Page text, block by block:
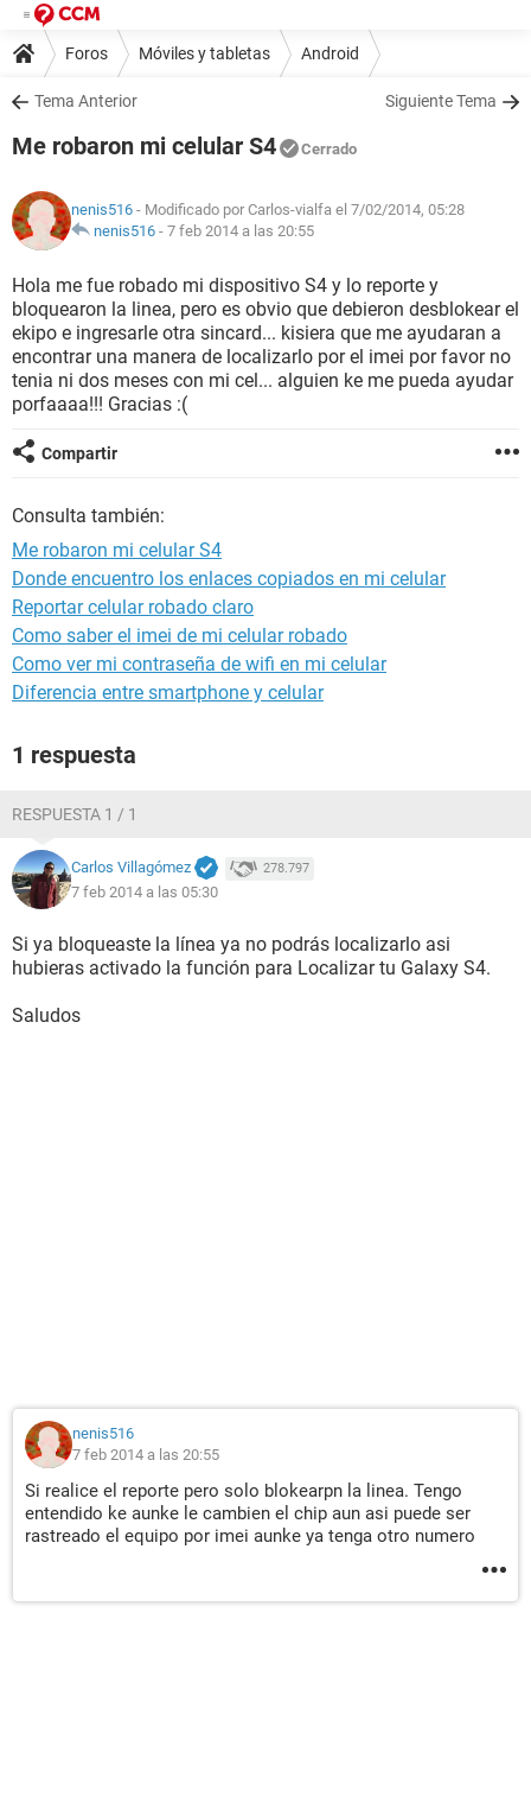
Foros Móviles y tabletas Android
Tema Anterior Siguiente Tema
Me robaron mi celular S4 Cerrado
nenis516 - Modificado por Carlos-vialfa el 7/02/2014, 05:28
nenis516 - 7 feb 2014 a las 20:55
Hola me fue robado mi dispositivo S4 y lo reporte y
bloquearon la linea, pero es obvio que debieron desblokear el
ekipo e ingresarle otra sincard... kisiera que me ayudaran a
encontrar una manera de localizarlo por el imei por favor no
tenia ni dos meses con mi cel... alguien ke me pueda ayudar
porfaaaa!!! Gracias :(
Compartir
Consulta también:
Me robaron mi celular S4
Donde encuentro los enlaces copiados en mi celular
Reportar celular robado claro
Como saber el imei de mi celular robado
Como ver mi contraseña de wifi en mi celular
Diferencia entre smartphone y celular
1 respuesta
RESPUESTA 1 / 1
Carlos Villagómez 278.797
7 feb 2014 a las 05:30
Si ya bloqueaste la línea ya no podrás localizarlo asi
hubieras activado la función para Localizar tu Galaxy S4.
Saludos
nenis516
7 feb 2014 a las 20:55
Si realice el reporte pero solo blokearpn la linea. Tengo
entendido ke aunke le cambien el chip aun asi puede ser
rastreado el equipo por imei aunke ya tenga otro numero